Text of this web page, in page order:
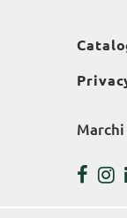
Marchi